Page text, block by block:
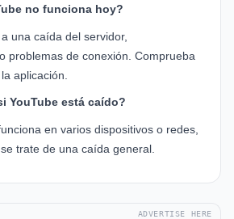
no funciona hoy?
una caída del servidor,
problemas de conexión. Comprueba
aplicación.
YouTube está caído?
en varios dispositivos o redes,
trate de una caída general.
ADVERTISE HERE